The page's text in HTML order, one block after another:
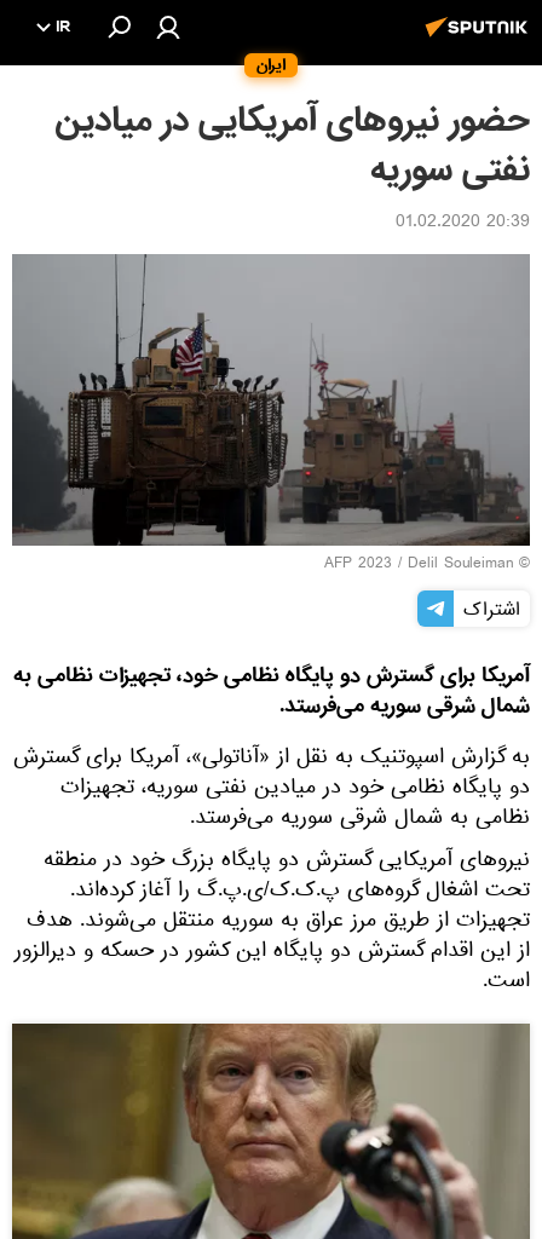
ایران
IR
حضور نیروهای آمریکایی در میادین
نفتی سوریه
20:39 01.02.2020
© AFP 2023 / Delil Souleiman
اشتراک
آمریکا برای گسترش دو پایگاه نظامی خود، تجهیزات نظامی به
شمال شرقی سوریه می‌فرستد.
به گزارش اسپوتنیک به نقل از «آناتولی»، آمریکا برای گسترش
دو پایگاه نظامی خود در میادین نفتی سوریه، تجهیزات
نظامی به شمال شرقی سوریه می‌فرستد.
نیروهای آمریکایی گسترش دو پایگاه بزرگ خود در منطقه
تحت اشغال گروه‌های پ.ک.ک/ی.پ.گ را آغاز کرده‌اند.
تجهیزات از طریق مرز عراق به سوریه منتقل می‌شوند. هدف
از این اقدام گسترش دو پایگاه این کشور در حسکه و دیرالزور
است.